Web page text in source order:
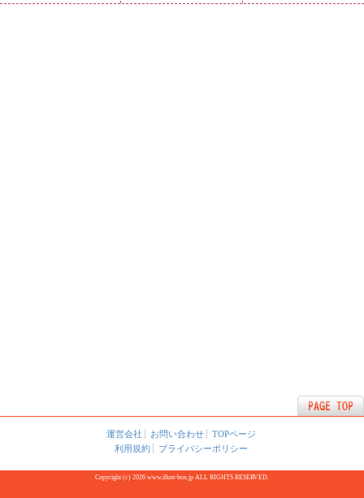
運営会社 お問い合わせ
TOPページ
利用規約
プライバシーポリシー
Copyright (c) 2026 www.illust-box.jp ALL RIGHTS RESERVED.